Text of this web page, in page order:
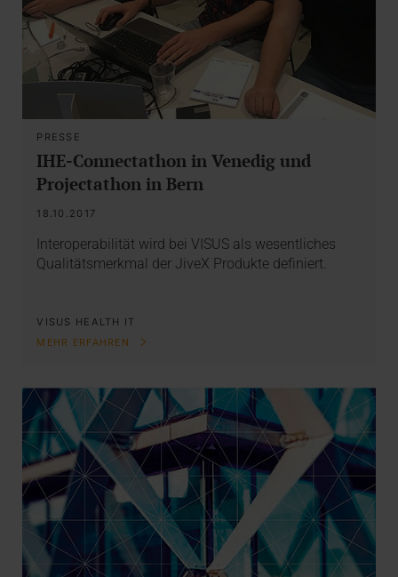
PRESSE
IHE-Connectathon in Venedig und
Projectathon in Bern
18.10.2017
Interoperabilität wird bei VISUS als wesentliches
Qualitätsmerkmal der JiveX Produkte definiert.
VISUS HEALTH IT
MEHR ERFAHREN